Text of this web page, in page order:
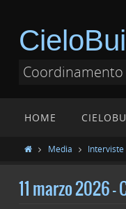
HOME
Media Interviste
11 marzo 2026